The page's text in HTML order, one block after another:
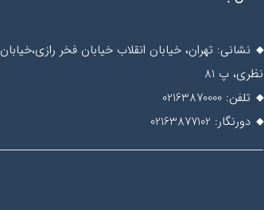
نشانی: تهران، خیابان انقلاب خیابان فخر رازی،خیابان
نظری، پ 81
تلفن: 02163870000
دورنگار: 02163877102